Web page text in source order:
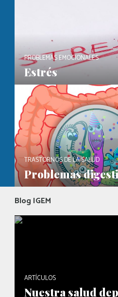
PROBLEMAS EMOCIONALES
Estrés
TRASTORNOS DE LA SALUD
Problemas
Blog IGEM
ARTÍCULOS
Nuestra salud